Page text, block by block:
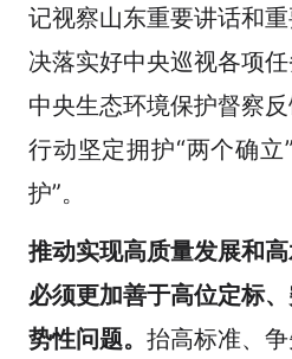
记视察山东重要讲话和
决落实好中央巡视各项
中央生态环境保护督察
行动坚定拥护“两个确立
护”。
推动实现高质量发展和
必须更加善于高位定标
势性问题。 抬高标准、